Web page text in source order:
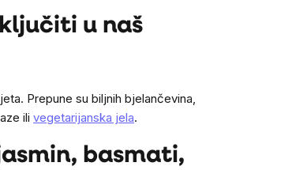
u naš
Prepune su biljnih bjelančevina,
ili vegetarijanska jela.
basmati,